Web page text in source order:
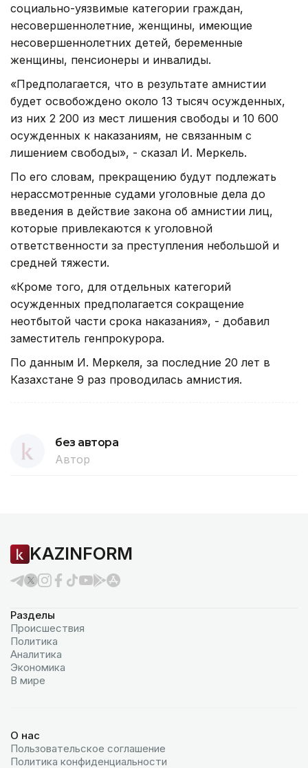
социально-уязвимые категории граждан,
несовершеннолетние, женщины, имеющие
несовершеннолетних детей, беременные
женщины, пенсионеры и инвалиды.
«Предполагается, что в результате амнистии
будет освобождено около 13 тысяч осужденных,
из них 2 200 из мест лишения свободы и 10 600
осужденных к наказаниям, не связанным с
лишением свободы», - сказал И. Меркель.
По его словам, прекращению будут подлежать
нерассмотренные судами уголовные дела до
введения в действие закона об амнистии лиц,
которые привлекаются к уголовной
ответственности за преступления небольшой и
средней тяжести.
«Кроме того, для отдельных категорий
осужденных предполагается сокращение
неотбытой части срока наказания», - добавил
заместитель генпрокурора.
По данным И. Меркеля, за последние 20 лет в
Казахстане 9 раз проводилась амнистия.
без автора
Автор
KAZINFORM
Разделы
Происшествия
Политика
Аналитика
Экономика
В мире
О нас
Пользовательское соглашение
Политика конфиденциальности